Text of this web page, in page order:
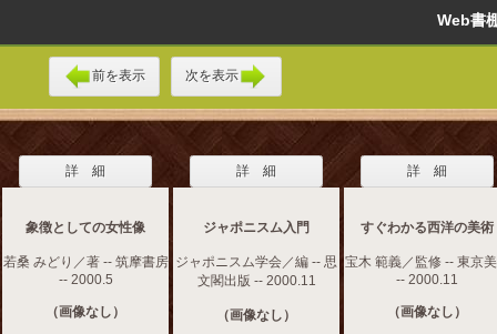
Web
前を表示 次を表示
詳 細
象徴としての女性像
若桑 みどり／著 -- 筑摩書房
-- 2000.5
（画像なし）
詳 細
ジャポニスム入門
ジャポニスム学会／編 -- 思
文閣出版 -- 2000.11
（画像なし）
詳 細
すぐわかる西洋の美術
宝木 範義／監修 -- 東京
-- 2000.11
（画像なし）